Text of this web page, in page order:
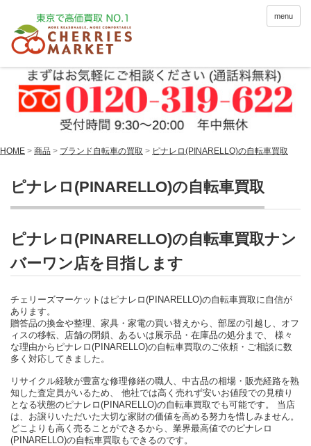
menu
HOME > 商品 > ブランド自転車の買取 > ピナレロ(PINARELLO)の自転車買取
ピナレロ(PINARELLO)の自転車買取
ピナレロ(PINARELLO)の自転車買取ナン
バーワン店を目指します
チェリーズマーケットはピナレロ(PINARELLO)の自転車買取に自信が
あります。
贈答品の換金や整理、家具・家電の買い替えから、部屋の引越し、オフ
ィスの移転、店舗の閉鎖、あるいは展示品・在庫品の処分まで、 様々
な理由からピナレロ(PINARELLO)の自転車買取のご依頼・ご相談に数
多く対応してきました。
リサイクル経験が豊富な修理修繕の職人、中古品の相場・販売経路を熟
知した査定員がいるため、 他社では高く売れず安いお値段での見積り
となる状態のピナレロ(PINARELLO)の自転車買取でも可能です。 当店
は、お譲りいただいた大切な家財の価値を高める努力を惜しみません。
どこよりも高く売ることができるから、業界最高値でのピナレロ
(PINARELLO)の自転車買取もできるのです。